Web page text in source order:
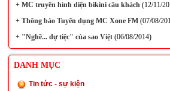
+MC truyền hình diện bikini câu khách(12/11/
+Thông báo Tuyển dụng MC Xone FM(07/08/
+"Nghề... dự tiệc" của sao Việt(06/08/2014)
DANH MỤC
Tin tức - sự kiện